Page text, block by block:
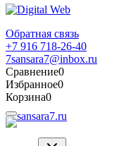
Обратная связь
+7 916 718-26-40
7sansara7@inbox.ru
Сравнение0
Избранное0
Корзина0